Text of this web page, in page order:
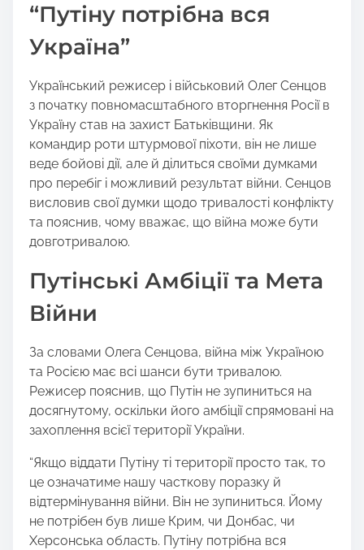
o
t
n
:
“Путіну потрібна вся
Україна”
Український режисер і військовий Олег Сенцов
з початку повномасштабного вторгнення Росії в
Україну став на захист Батьківщини. Як
командир роти штурмової піхоти, він не лише
веде бойові дії, але й ділиться своїми думками
про перебіг і можливий результат війни. Сенцов
висловив свої думки щодо тривалості конфлікту
та пояснив, чому вважає, що війна може бути
довготривалою.
Путінські Амбіції та Мета
Війни
За словами Олега Сенцова, війна між Україною
та Росією має всі шанси бути тривалою.
Режисер пояснив, що Путін не зупиниться на
досягнутому, оскільки його амбіції спрямовані на
захоплення всієї території України.
“Якщо віддати Путіну ті території просто так, то
це означатиме нашу часткову поразку й
відтермінування війни. Він не зупиниться. Йому
не потрібен був лише Крим, чи Донбас, чи
Херсонська область. Путіну потрібна вся